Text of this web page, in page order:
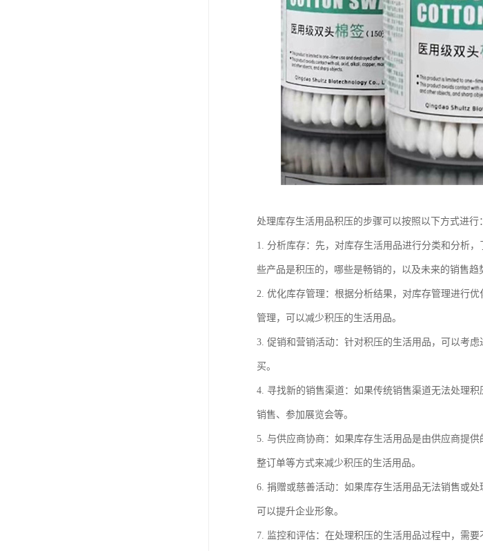
处理库存生活用品积压的步骤可以按照以下方式进行：
1. 分析库存：先，对库存生活用品进行分类和分析
些产品是积压的，哪些是畅销的，以及未来的销售趋
2. 优化库存管理：根据分析结果，对库存管理进行
管理，可以减少积压的生活用品。
3. 促销和营销活动：针对积压的生活用品，可以考
买。
4. 寻找新的销售渠道：如果传统销售渠道无法处理
销售、参加展览会等。
5. 与供应商协商：如果库存生活用品是由供应商提
整订单等方式来减少积压的生活用品。
6. 捐赠或慈善活动：如果库存生活用品无法销售或
可以提升企业形象。
7. 监控和评估：在处理积压的生活用品过程中，需